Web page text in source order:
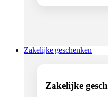
Zakelijke geschenken
Zakelijke